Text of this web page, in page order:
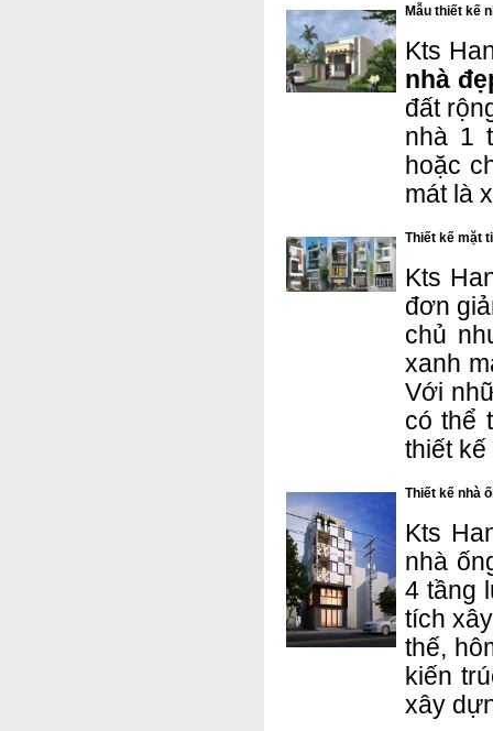
Mẫu thiết kế
Kts
nhà
đất
nhà 1
hoặc
mát là
Thiết kế mặt
Kts
đơn
chủ
xanh
Với
có thể
thiết
Thiết kế nhà
Kts
nhà
4 tầng
tích
thế,
kiến
xây